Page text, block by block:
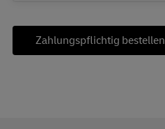
Zahlungspflichtig bestellen